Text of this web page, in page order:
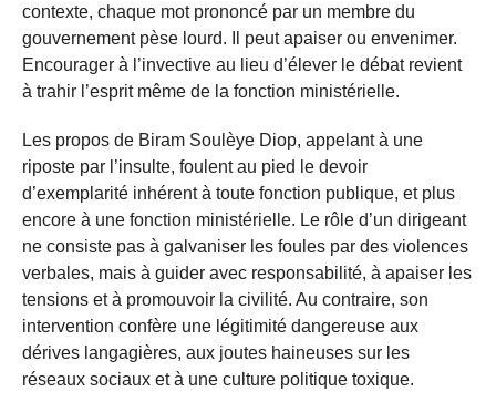
contexte, chaque mot prononcé par un membre du
gouvernement pèse lourd. Il peut apaiser ou envenimer.
Encourager à l’invective au lieu d’élever le débat revient
à trahir l’esprit même de la fonction ministérielle.
Les propos de Biram Soulèye Diop, appelant à une
riposte par l’insulte, foulent au pied le devoir
d’exemplarité inhérent à toute fonction publique, et plus
encore à une fonction ministérielle. Le rôle d’un dirigeant
ne consiste pas à galvaniser les foules par des violences
verbales, mais à guider avec responsabilité, à apaiser les
tensions et à promouvoir la civilité. Au contraire, son
intervention confère une légitimité dangereuse aux
dérives langagières, aux joutes haineuses sur les
réseaux sociaux et à une culture politique toxique.